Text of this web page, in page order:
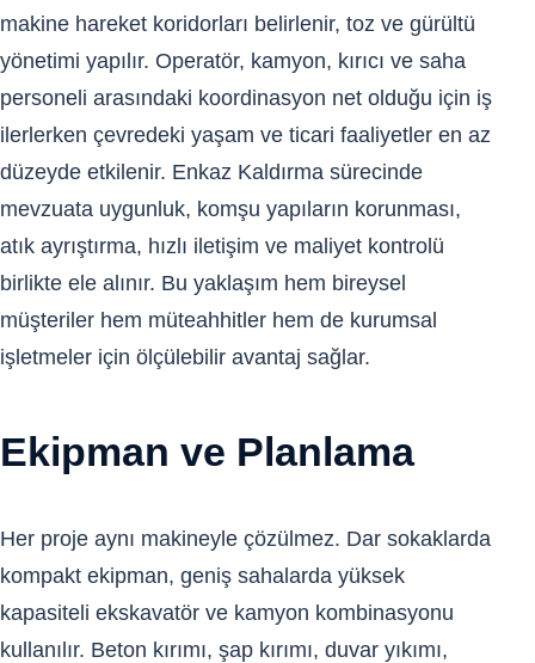
makine hareket koridorları belirlenir, toz ve gürültü
yönetimi yapılır. Operatör, kamyon, kırıcı ve saha
personeli arasındaki koordinasyon net olduğu için iş
ilerlerken çevredeki yaşam ve ticari faaliyetler en az
düzeyde etkilenir. Enkaz Kaldırma sürecinde
mevzuata uygunluk, komşu yapıların korunması,
atık ayrıştırma, hızlı iletişim ve maliyet kontrolü
birlikte ele alınır. Bu yaklaşım hem bireysel
müşteriler hem müteahhitler hem de kurumsal
işletmeler için ölçülebilir avantaj sağlar.
Ekipman ve Planlama
Her proje aynı makineyle çözülmez. Dar sokaklarda
kompakt ekipman, geniş sahalarda yüksek
kapasiteli ekskavatör ve kamyon kombinasyonu
kullanılır. Beton kırımı, şap kırımı, duvar yıkımı,